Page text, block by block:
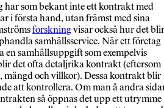
har som bekant inte ett kontrakt med
i första hand, utan främst med sina
forskningvisar också hur det blir
samhällsservice. När ett företag
en samhällsuppgift som exempelvis
det ofta detaljrika kontrakt (eftersom
mängd och villkor). Dessa kontrakt blir
att kontrollera. Om man å andra
så öppnas det upp ett utrymme